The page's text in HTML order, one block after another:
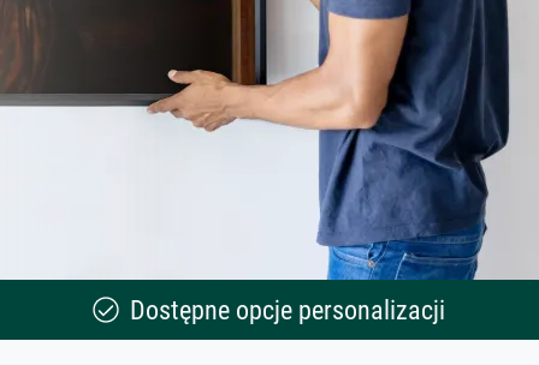
Dostępne opcje personalizacji